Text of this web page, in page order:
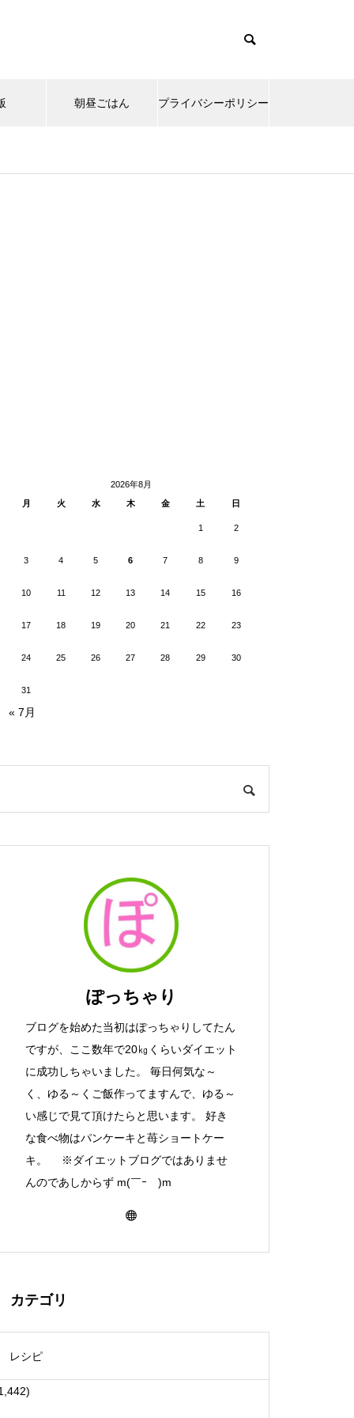
朝昼ごはん プライバシーポリシー
2026年8月
月
火 水 木 金 土 日
1 2
3 4 5 6 7 8 9
10 11 12 13 14 15 16
17 18 19 20 21 22 23
24 25 26 27 28 29 30
31
« 7月
ぽっちゃり
ブログを始めた当初はぽっちゃりしてたん
ですが、ここ数年で20㎏くらいダイエット
に成功しちゃいました。 毎日何気な～
く、ゆる～くご飯作ってますんで、ゆる～
い感じで見て頂けたらと思います。 好き
な食べ物はパンケーキと苺ショートケー
キ。 ※ダイエットブログではありませ
んのであしからず m(￣ｰ￣)m
カテゴリ
レシピ